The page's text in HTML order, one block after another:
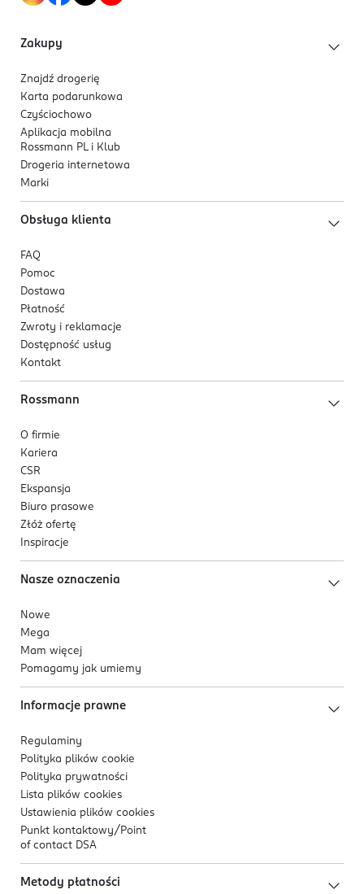
Zakupy
Znajdź drogerię
Karta podarunkowa
Czyściochowo
Aplikacja mobilna
Rossmann PL i Klub
Drogeria internetowa
Marki
Obsługa klienta
FAQ
Pomoc
Dostawa
Płatność
Zwroty i reklamacje
Dostępność usług
Kontakt
Rossmann
O firmie
Kariera
CSR
Ekspansja
Biuro prasowe
Złóż ofertę
Inspiracje
Nasze oznaczenia
Nowe
Mega
Mam więcej
Pomagamy jak umiemy
Informacje prawne
Regulaminy
Polityka plików cookie
Polityka prywatności
Lista plików cookies
Ustawienia plików cookies
Punkt kontaktowy/ Point
of contact DSA
Metody płatności